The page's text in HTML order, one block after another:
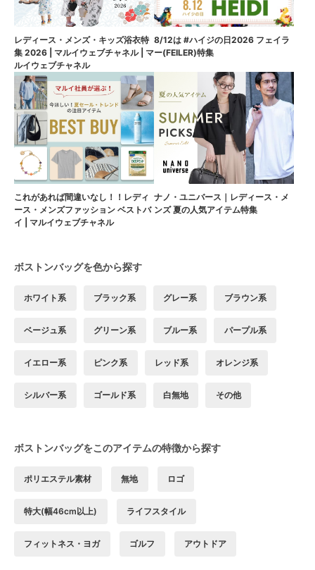
レディース・メンズ・キッズ浴衣特
集 2026 | マルイウェブチャネル | マ
ルイウェブチャネル
8/12は #ハイジの日2026 フェイラ
ー(FEILER)特集
これがあれば間違いなし！！レディ
ース・メンズファッション ベストバ
イ | マルイウェブチャネル
ナノ・ユニバース｜レディース・メ
ンズ 夏の人気アイテム特集
ボストンバッグを色から探す
ホワイト系 ブラック系 グレー系 ブラウン系
ベージュ系 グリーン系 ブルー系 パープル系
イエロー系 ピンク系 レッド系 オレンジ系
シルバー系 ゴールド系 白無地 その他
ボストンバッグをこのアイテムの特徴から探す
ポリエステル素材 無地 ロゴ
特大(幅46cm以上) ライフスタイル
フィットネス・ヨガ ゴルフ アウトドア